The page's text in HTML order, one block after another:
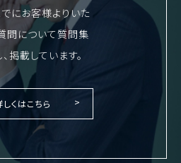
でにお客様よりいた
問について質問集
掲載しています。
しくはこちら